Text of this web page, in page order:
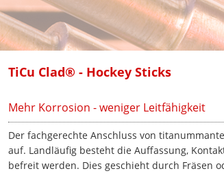
TiCu Clad® - Hockey Sticks
Mehr Korrosion - weniger Leitfähigkeit
Der fachgerechte Anschluss von
auf. Landläufig besteht die Auffassung,
befreit werden. Dies geschieht durch Fräsen